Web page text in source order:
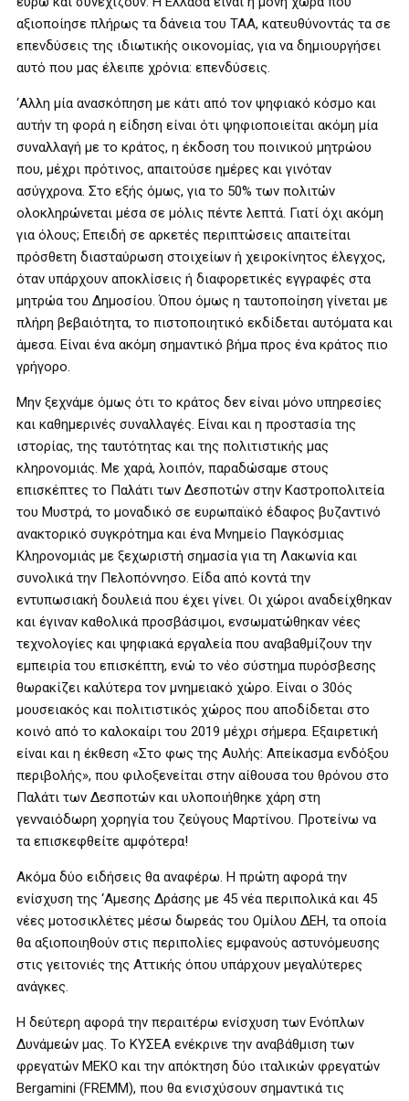
αξιοποίησε πλήρως τα δάνεια του ΤΑΑ, κατευθύνοντάς τα σε
επενδύσεις της ιδιωτικής οικονομίας, για να δημιουργήσει
αυτό που μας έλειπε χρόνια: επενδύσεις.
‘Αλλη μία ανασκόπηση με κάτι από τον ψηφιακό κόσμο και
αυτήν τη φορά η είδηση είναι ότι ψηφιοποιείται ακόμη μία
συναλλαγή με το κράτος, η έκδοση του ποινικού μητρώου
που, μέχρι πρότινος, απαιτούσε ημέρες και γινόταν
ασύγχρονα. Στο εξής όμως, για το 50% των πολιτών
ολοκληρώνεται μέσα σε μόλις πέντε λεπτά. Γιατί όχι ακόμη
για όλους; Επειδή σε αρκετές περιπτώσεις απαιτείται
πρόσθετη διασταύρωση στοιχείων ή χειροκίνητος έλεγχος,
όταν υπάρχουν αποκλίσεις ή διαφορετικές εγγραφές στα
μητρώα του Δημοσίου. Όπου όμως η ταυτοποίηση γίνεται με
πλήρη βεβαιότητα, το πιστοποιητικό εκδίδεται αυτόματα και
άμεσα. Είναι ένα ακόμη σημαντικό βήμα προς ένα κράτος πιο
γρήγορο.
Μην ξεχνάμε όμως ότι το κράτος δεν είναι μόνο υπηρεσίες
και καθημερινές συναλλαγές. Είναι και η προστασία της
ιστορίας, της ταυτότητας και της πολιτιστικής μας
κληρονομιάς. Με χαρά, λοιπόν, παραδώσαμε στους
επισκέπτες το Παλάτι των Δεσποτών στην Καστροπολιτεία
του Μυστρά, το μοναδικό σε ευρωπαϊκό έδαφος βυζαντινό
ανακτορικό συγκρότημα και ένα Μνημείο Παγκόσμιας
Κληρονομιάς με ξεχωριστή σημασία για τη Λακωνία και
συνολικά την Πελοπόννησο. Είδα από κοντά την
εντυπωσιακή δουλειά που έχει γίνει. Οι χώροι αναδείχθηκαν
και έγιναν καθολικά προσβάσιμοι, ενσωματώθηκαν νέες
τεχνολογίες και ψηφιακά εργαλεία που αναβαθμίζουν την
εμπειρία του επισκέπτη, ενώ το νέο σύστημα πυρόσβεσης
θωρακίζει καλύτερα τον μνημειακό χώρο. Είναι ο 30ός
μουσειακός και πολιτιστικός χώρος που αποδίδεται στο
κοινό από το καλοκαίρι του 2019 μέχρι σήμερα. Εξαιρετική
είναι και η έκθεση «Στο φως της Αυλής: Απείκασμα ενδόξου
περιβολής», που φιλοξενείται στην αίθουσα του θρόνου στο
Παλάτι των Δεσποτών και υλοποιήθηκε χάρη στη
γενναιόδωρη χορηγία του ζεύγους Μαρτίνου. Προτείνω να
τα επισκεφθείτε αμφότερα!
Ακόμα δύο ειδήσεις θα αναφέρω. Η πρώτη αφορά την
ενίσχυση της ‘Αμεσης Δράσης με 45 νέα περιπολικά και 45
νέες μοτοσικλέτες μέσω δωρεάς του Ομίλου ΔΕΗ, τα οποία
θα αξιοποιηθούν στις περιπολίες εμφανούς αστυνόμευσης
στις γειτονιές της Αττικής όπου υπάρχουν μεγαλύτερες
ανάγκες.
Η δεύτερη αφορά την περαιτέρω ενίσχυση των Ενόπλων
Δυνάμεών μας. Το ΚΥΣΕΑ ενέκρινε την αναβάθμιση των
φρεγατών ΜΕΚΟ και την απόκτηση δύο ιταλικών φρεγατών
Bergamini (FREMM), που θα ενισχύσουν σημαντικά τις